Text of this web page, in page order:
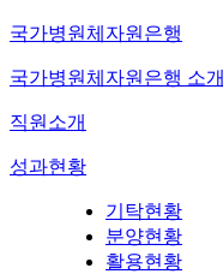
국가병원체자원은행
국가병원체자원은행 소개
직원소개
성과현황
기탁현황
분양현황
활용현황